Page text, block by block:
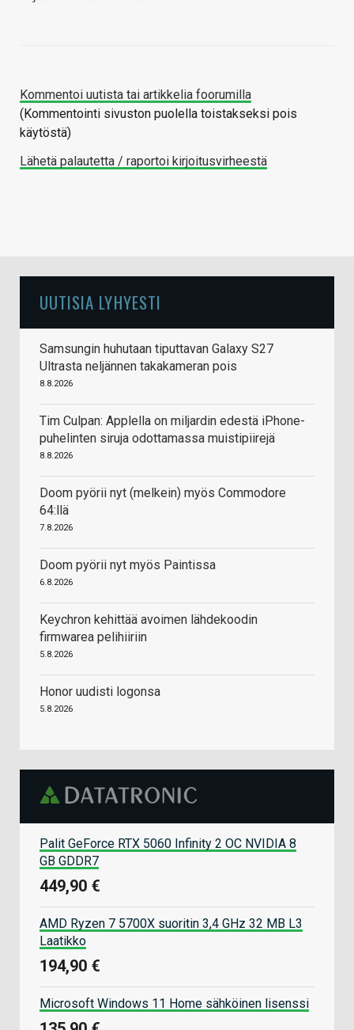
Kommentoi uutista tai artikkelia foorumilla
(Kommentointi sivuston puolella toistakseksi pois
käytöstä)
Lähetä palautetta / raportoi kirjoitusvirheestä
UUTISIA LYHYESTI
Samsungin huhutaan tiputtavan Galaxy S27
Ultrasta neljännen takakameran pois
8.8.2026
Tim Culpan: Applella on miljardin edestä iPhone-
puhelinten siruja odottamassa muistipiirejä
8.8.2026
Doom pyörii nyt (melkein) myös Commodore
64:llä
7.8.2026
Doom pyörii nyt myös Paintissa
6.8.2026
Keychron kehittää avoimen lähdekoodin
firmwarea pelihiiriin
5.8.2026
Honor uudisti logonsa
5.8.2026
Palit GeForce RTX 5060 Infinity 2 OC NVIDIA 8
GB GDDR7
449,90 €
AMD Ryzen 7 5700X suoritin 3,4 GHz 32 MB L3
Laatikko
194,90 €
Microsoft Windows 11 Home sähköinen lisenssi